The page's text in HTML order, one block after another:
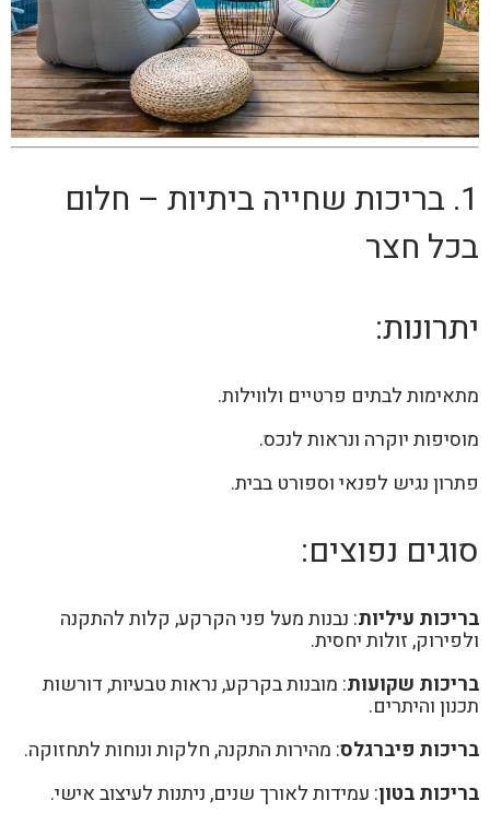
1. בריכות שחייה ביתיות – חלום
בכל חצר
יתרונות:
מתאימות לבתים פרטיים ולווילות.
מוסיפות יוקרה ונראות לנכס.
פתרון נגיש לפנאי וספורט בבית.
סוגים נפוצים:
בריכות עיליות: נבנות מעל פני הקרקע, קלות להתקנה
ולפירוק, זולות יחסית.
בריכות שקועות: מובנות בקרקע, נראות טבעיות, דורשות
תכנון והיתרים.
בריכות פיברגלס: מהירות התקנה, חלקות ונוחות לתחזוקה.
בריכות בטון: עמידות לאורך שנים, ניתנות לעיצוב אישי.